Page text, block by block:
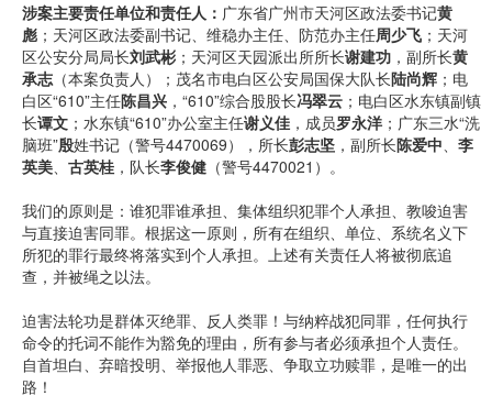
涉案主要责任单位和责任人： 广东省广州市天河区政法委书记黄
彪 ；天河区政法委副书记、维稳办主任、防范办主任周少飞 ；天河
区公安分局局长刘武彬；天河区天园派出所所长谢建功 ，副所长黄
承志（本案负责人）；茂名市电白区公安局国保大队长陆尚辉 ；电
白区“610”主任陈昌兴 ，“610”综合股股长冯翠云 ；电白区水东镇副镇
长谭文 ；水东镇“610”办公室主任谢义佳 ，成员罗永洋 ；广东三水“洗
脑班”殷姓书记（警号4470069），所长彭志坚 ，副所长陈爱中、 李
英美、 古英桂 ，队长李俊健 （警号4470021）。
我们的原则是：谁犯罪谁承担、集体组织犯罪个人承担、教唆迫害
与直接迫害同罪。根据这一原则，所有在组织、单位、系统名义下
所犯的罪行最终将落实到个人承担。上述有关责任人将被彻底追
查，并被绳之以法。
迫害法轮功是群体灭绝罪、反人类罪！与纳粹战犯同罪，任何执行
命令的托词不能作为豁免的理由，所有参与者必须承担个人责任。
自首坦白、弃暗投明、举报他人罪恶、争取立功赎罪，是唯一的出
路！